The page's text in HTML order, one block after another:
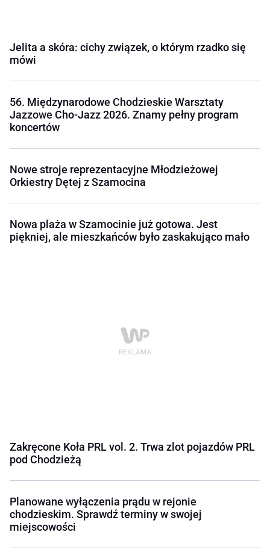
Jelita a skóra: cichy związek, o którym rzadko się
mówi
56. Międzynarodowe Chodzieskie Warsztaty
Jazzowe Cho-Jazz 2026. Znamy pełny program
koncertów
Nowe stroje reprezentacyjne Młodzieżowej
Orkiestry Dętej z Szamocina
Nowa plaża w Szamocinie już gotowa. Jest
piękniej, ale mieszkańców było zaskakująco mało
Zakręcone Koła PRL vol. 2. Trwa zlot pojazdów PRL
pod Chodzieżą
Planowane wyłączenia prądu w rejonie
chodzieskim. Sprawdź terminy w swojej
miejscowości